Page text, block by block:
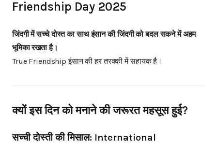
Friendship Day 2025
जिंदगी में सच्चे दोस्त का साथ इंसान की जिंदगी को बदल सकने में अहम
भूमिका रखता है।
True Friendship इंसान की हर तरक्की में सहायक है।
क्यों इस दिन को मनाने की जरूरत महसूस हुई?
सच्ची दोस्ती की मिसाल: International